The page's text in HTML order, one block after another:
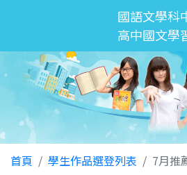
國語文學科
高中國文學
首頁 學生作品選登列表 7月